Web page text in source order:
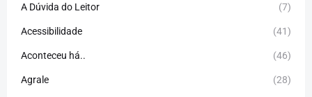
A Dúvida do Leitor (7)
Acessibilidade (41)
Aconteceu há.. (46)
Agrale (28)